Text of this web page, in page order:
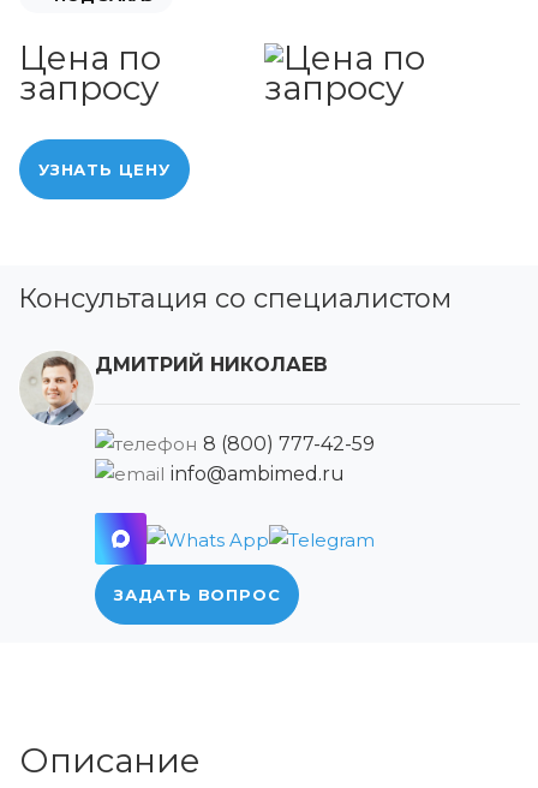
Цена по
запросу
УЗНАТЬ ЦЕНУ
Консультация со специалистом
ДМИТРИЙ НИКОЛАЕВ
8 (800) 777-42-59
info@ambimed.ru
ЗАДАТЬ ВОПРОС
Описание